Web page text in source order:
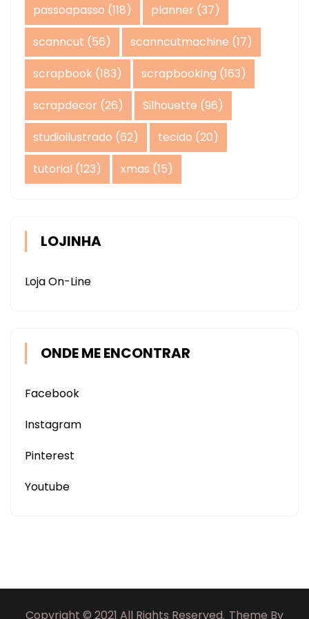
passoapasso (118) planner (37)
scanncut (56) scanncutmachine (17)
scrapbook (183) scrapbooking (163)
scrapdecor (26) Silhouette (96)
studioilustrado (62) tecido (20)
tutorial (123) xmas (15)
LOJINHA
Loja On-Line
ONDE ME ENCONTRAR
Facebook
Instagram
Pinterest
Youtube
Copyright © 2021 All Rights Reserved. Theme By